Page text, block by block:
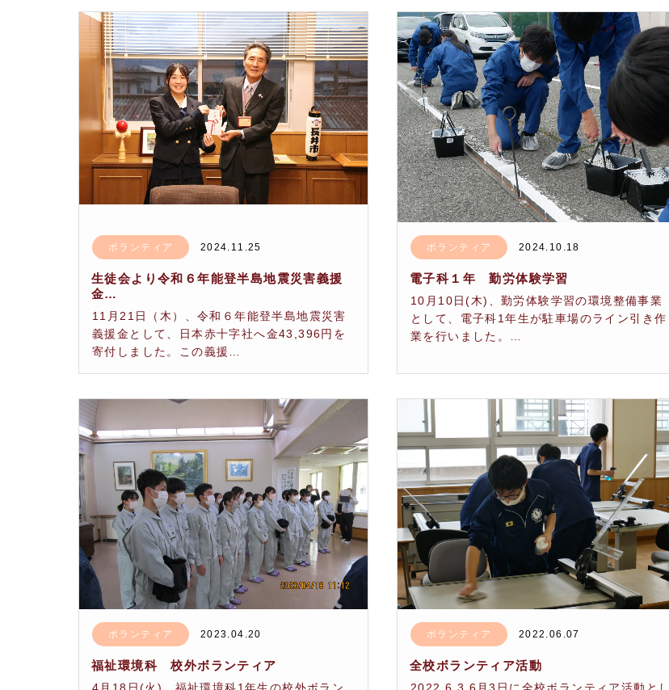
ボランティア 2024.11.25
生徒会より令和６年能登半島地震災害義援
金…
11月21日（木）、令和６年能登半島地震災害
義援金として、日本赤十字社へ金43,396円を
寄付しました。この義援…
ボランティア 2024.10.18
電子科１年 勤労体験学習
10月10日(木)、勤労体験学習の環境整備事業
として、電子科1年生が駐車場のライン引き作
業を行いました。…
ボランティア 2023.04.20
福祉環境科 校外ボランティア
ボランティア 2022.06.07
全校ボランティア活動